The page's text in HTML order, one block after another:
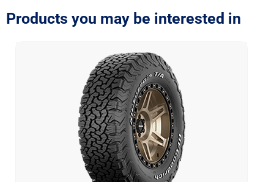
Products you may be interested in